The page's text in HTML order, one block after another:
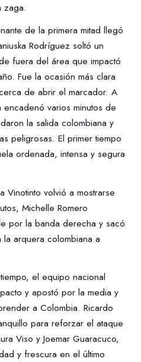
zaga.
de la primera mitad llegó
Rodríguez soltó un
fuera del área que impactó
Fue la ocasión más clara
de abrir el marcador. A
varios minutos de
la salida colombiana y
peligrosas. El primer tiempo
ordenada, intensa y segura
Vinotinto volvió a mostrarse
Michelle Romero
por la banda derecha y sacó
arquera colombiana a
el equipo nacional
y apostó por la media y
a Colombia. Ricardo
para reforzar el ataque
Viso y Joemar Guaracuco,
y frescura en el último